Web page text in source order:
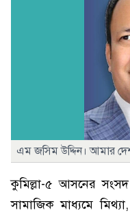
এম জসিম উদ্দিন। আমার
কুমিল্লা-৫ আসনের
সামাজিক মাধ্যমে